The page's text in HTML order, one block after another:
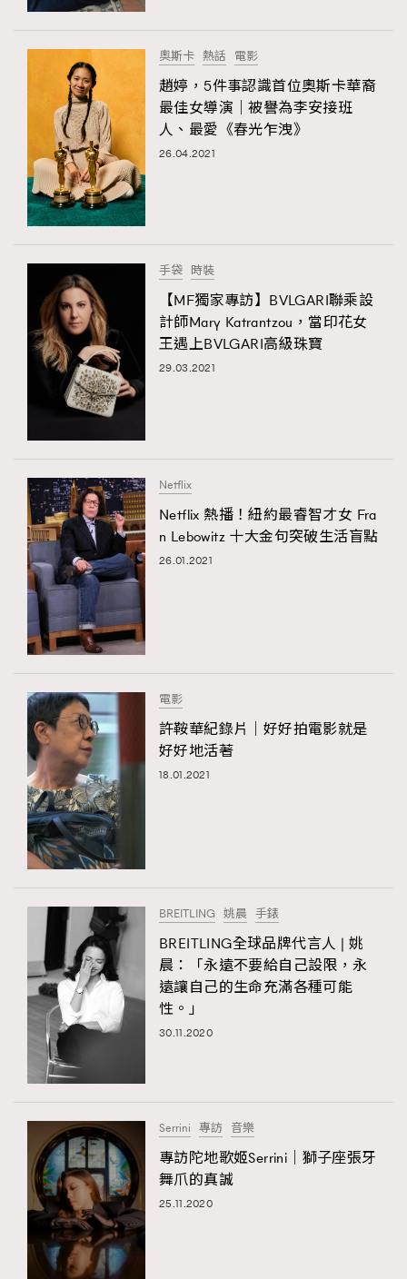
AFrenchMind
EmpowerF
FashionWeek FigaroAesthetic
奧斯卡 熱話 電影
趙婷，5件事認識首位奧斯卡華裔
最佳女導演｜被譽為李安接班
人、最愛《春光乍洩》
26.04.2021
手袋 時裝
【MF獨家專訪】BVLGARI聯乘設
計師Mary Katrantzou，當印花女
王遇上BVLGARI高級珠寶
29.03.2021
Netflix
Netflix 熱播！紐約最睿智才女 Fra
n Lebowitz 十大金句突破生活盲點
26.01.2021
電影
許鞍華紀錄片｜好好拍電影就是
好好地活著
18.01.2021
BREITLING 姚晨 手錶
BREITLING全球品牌代言人 | 姚
晨：「永遠不要給自己設限，永
遠讓自己的生命充滿各種可能
性。」
30.11.2020
Serrini 專訪 音樂
專訪陀地歌姬Serrini｜獅子座張牙
舞爪的真誠
25.11.2020